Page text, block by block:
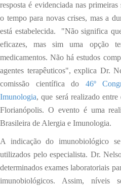
resposta é evidenciada nas
o tempo para novas crises, mas a
está estabelecida. "Não significa
eficazes, mas sim uma opção
medicamentos. Não há estudos
agentes terapêuticos", explica Dr.
comissão científica do 46º
Imunologia, que será realizado
Florianópolis. O evento é uma
Brasileira de Alergia e Imunologia.
A indicação do imunobiológico
utilizados pelo especialista. Dr.
determinados exames laboratoriais
imunobiológicos. Assim, níveis